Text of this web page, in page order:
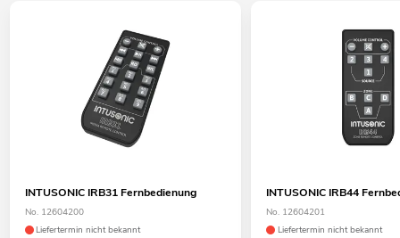
INTUSONIC IRB31 Fernbedienung
No. 12604200
Liefertermin nicht bekannt
INTUSONIC IRB44
No. 12604201
Liefertermin nicht bekannt